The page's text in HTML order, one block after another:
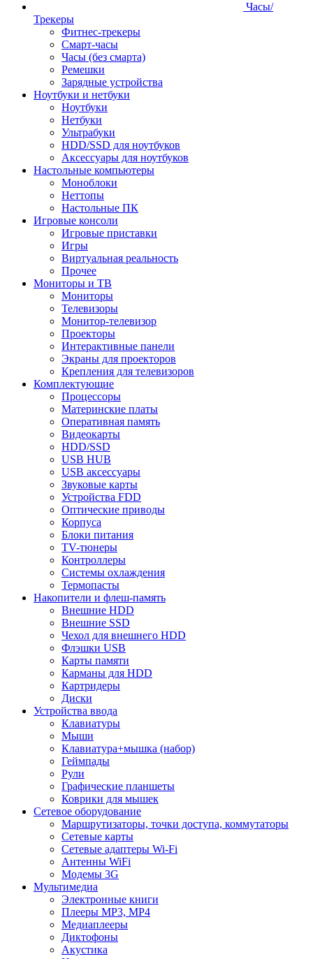
Часы/
Трекеры
Фитнес-трекеры
Смарт-часы
Часы (без смарта)
Ремешки
Зарядные устройства
Ноутбуки и нетбуки
Ноутбуки
Нетбуки
Ультрабуки
HDD/SSD для ноутбуков
Аксессуары для ноутбуков
Настольные компьютеры
Моноблоки
Неттопы
Настольные ПК
Игровые консоли
Игровые приставки
Игры
Виртуальная реальность
Прочее
Мониторы и ТВ
Мониторы
Телевизоры
Монитор-телевизор
Проекторы
Интерактивные панели
Экраны для проекторов
Крепления для телевизоров
Комплектующие
Процессоры
Материнские платы
Оперативная память
Видеокарты
HDD/SSD
USB HUB
USB аксессуары
Звуковые карты
Устройства FDD
Оптические приводы
Корпуса
Блоки питания
TV-тюнеры
Контроллеры
Системы охлаждения
Термопасты
Накопители и флеш-память
Внешние HDD
Внешние SSD
Чехол для внешнего HDD
Флэшки USB
Карты памяти
Карманы для HDD
Картридеры
Диски
Устройства ввода
Клавиатуры
Мыши
Клавиатура+мышка (набор)
Геймпады
Рули
Графические планшеты
Коврики для мышек
Сетевое оборудование
Маршрутизаторы, точки доступа, коммутаторы
Сетевые карты
Сетевые адаптеры Wi-Fi
Антенны WiFi
Модемы 3G
Мультимедиа
Электронные книги
Плееры MP3, MP4
Медиаплееры
Диктофоны
Акустика